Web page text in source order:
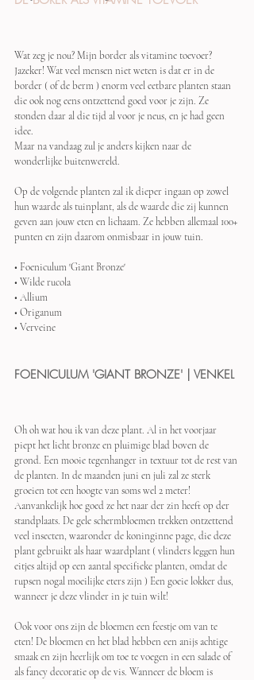
Wat zeg je nou? Mijn border als vitamine toevoer?
Jazeker! Wat veel mensen niet weten is dat er in de
border ( of de berm ) enorm veel eetbare planten staan
die ook nog eens ontzettend goed voor je zijn. Ze
stonden daar al die tijd al voor je neus, en je had geen
idee.
Maar na vandaag zul je anders kijken naar de
wonderlijke buitenwereld.
Op de volgende planten zal ik dieper ingaan op zowel
hun waarde als tuinplant, als de waarde die zij kunnen
geven aan jouw eten en lichaam. Ze hebben allemaal 100+
punten en zijn daarom onmisbaar in jouw tuin.
• Foeniculum 'Giant Bronze'
• Wilde rucola
• Allium
• Origanum
• Verveine
FOENICULUM 'GIANT BRONZE' | VENKEL
Oh oh wat hou ik van deze plant. Al in het voorjaar
piept het licht bronze en pluimige blad boven de
grond. Een mooie tegenhanger in textuur tot de rest van
de planten. In de maanden juni en juli zal ze sterk
groeien tot een hoogte van soms wel 2 meter!
Aanvankelijk hoe goed ze het naar der zin heeft op der
standplaats. De gele schermbloemen trekken ontzettend
veel insecten, waaronder de koninginne page, die deze
plant gebruikt als haar waardplant ( vlinders leggen hun
eitjes altijd op een aantal specifieke planten, omdat de
rupsen nogal moeilijke eters zijn ) Een goeie lokker dus,
wanneer je deze vlinder in je tuin wilt!
Ook voor ons zijn de bloemen een feestje om van te
eten! De bloemen en het blad hebben een anijs achtige
smaak en zijn heerlijk om toe te voegen in een salade of
als fancy decoratie op de vis. Wanneer de bloem is